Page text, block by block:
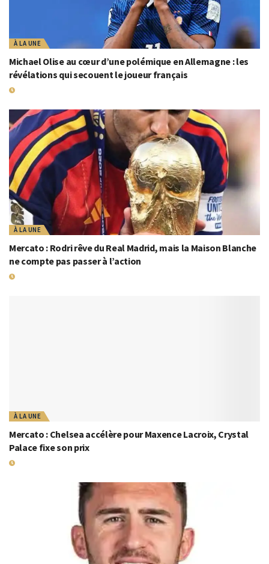
À LA UNE
Michael Olise au cœur d’une polémique en Allemagne : les
révélations qui secouent le joueur français
À LA UNE
Mercato : Rodri rêve du Real Madrid, mais la Maison Blanche
ne compte pas passer à l’action
À LA UNE
Mercato : Chelsea accélère pour Maxence Lacroix, Crystal
Palace fixe son prix